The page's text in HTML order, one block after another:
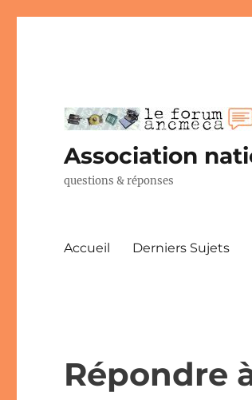
Association
questions & réponses
Accueil Derniers Sujets
Répondre